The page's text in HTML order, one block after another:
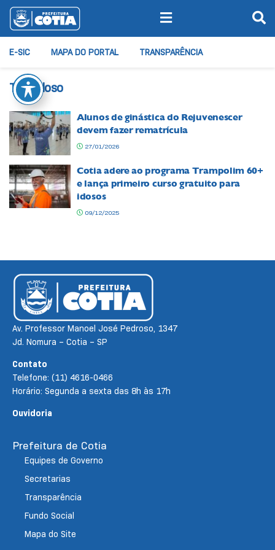
E-SIC MAPA DO PORTAL TRANSPARÊNCIA
Tag:idoso
Alunos de ginástica do Rejuvenescer
devem fazer rematrícula
27/01/2026
Cotia adere ao programa Trampolim 60+
e lança primeiro curso gratuito para
idosos
09/12/2025
Av. Professor Manoel José Pedroso, 1347
Jd. Nomura – Cotia – SP
Contato
Telefone: (11) 4616-0466
Horário: Segunda a sexta das 8h às 17h
Ouvidoria
Prefeitura de Cotia
Equipes de Governo
Secretarias
Transparência
Fundo Social
Mapa do Site